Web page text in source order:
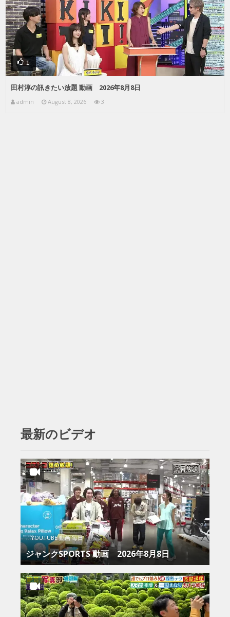
1
田村淳の訊きたい放題 動画 2026年8月8日
admin August 8, 2026 3
最新のビデオ
YOUTUBE 動画 毎日
ジャンクSPORTS 動画 2026年8月8日